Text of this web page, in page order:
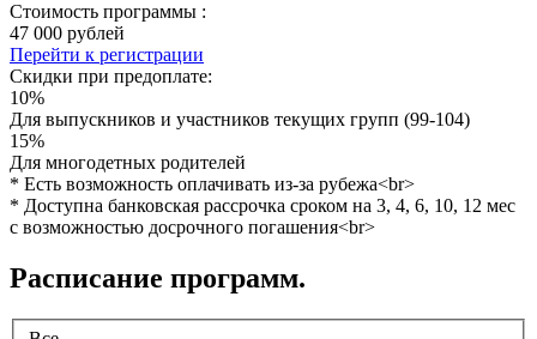
Стоимость программы :
47 000 рублей
Перейти к регистрации
Скидки при предоплате:
10%
Для выпускников и участников текущих групп (99-104)
15%
Для многодетных родителей
* Есть возможность оплачивать из-за рубежа<br>
* Доступна банковская рассрочка сроком на 3, 4, 6, 10, 12 мес
с возможностью досрочного погашения<br>
Расписание программ.